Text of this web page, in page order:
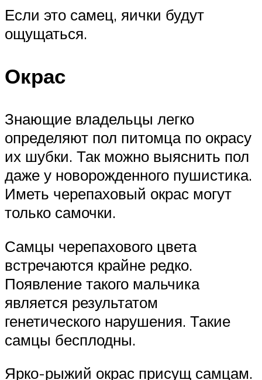
Если это самец, яички будут
ощущаться.
Окрас
Знающие владельцы легко
определяют пол питомца по окрасу
их шубки. Так можно выяснить пол
даже у новорожденного пушистика.
Иметь черепаховый окрас могут
только самочки.
Самцы черепахового цвета
встречаются крайне редко.
Появление такого мальчика
является результатом
генетического нарушения. Такие
самцы бесплодны.
Ярко-рыжий окрас присущ самцам.